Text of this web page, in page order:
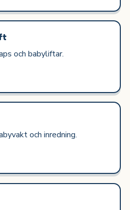
och babyliftar.
och inredning.